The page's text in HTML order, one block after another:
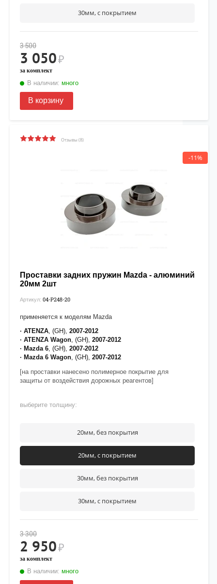
30мм, с покрытием
3 500
3 050₽
за комплект
В наличии: много
В корзину
Отзывы (8)
-11%
Проставки задних пружин Mazda - алюминий
20мм 2шт
Артикул: 04-P248-20
применяется к моделям Mazda
· ATENZA (GH), 2007-2012
· ATENZA Wagon (GH), 2007-2012
· Mazda 6 , (GH), 2007-2012
· Mazda 6 Wagon , (GH), 2007-2012
[на проставки нанесено полимерное покрытие для
защиты от воздействия дорожных реагентов]
выберите толщину:
20мм, без покрытия
20мм, с покрытием
30мм, без покрытия
30мм, с покрытием
3 300
2 950₽
за комплект
В наличии: много